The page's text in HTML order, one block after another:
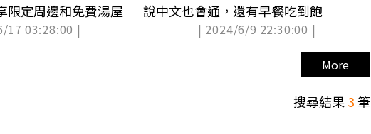
限定周邊和免費湯屋
17 03:28:00 |
說中文也會通，還有早餐吃到飽
| 2024/6/9 22:30:00 |
More
搜尋結果3筆